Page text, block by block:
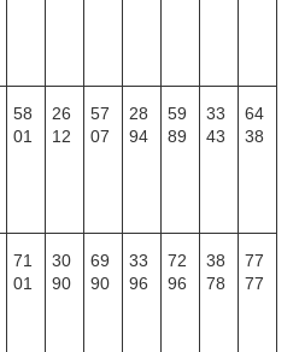
58
01
26
12
57
07
28
94
59
89
33
43
64
38
71
01
30
90
69
90
33
96
72
96
38
78
77
77